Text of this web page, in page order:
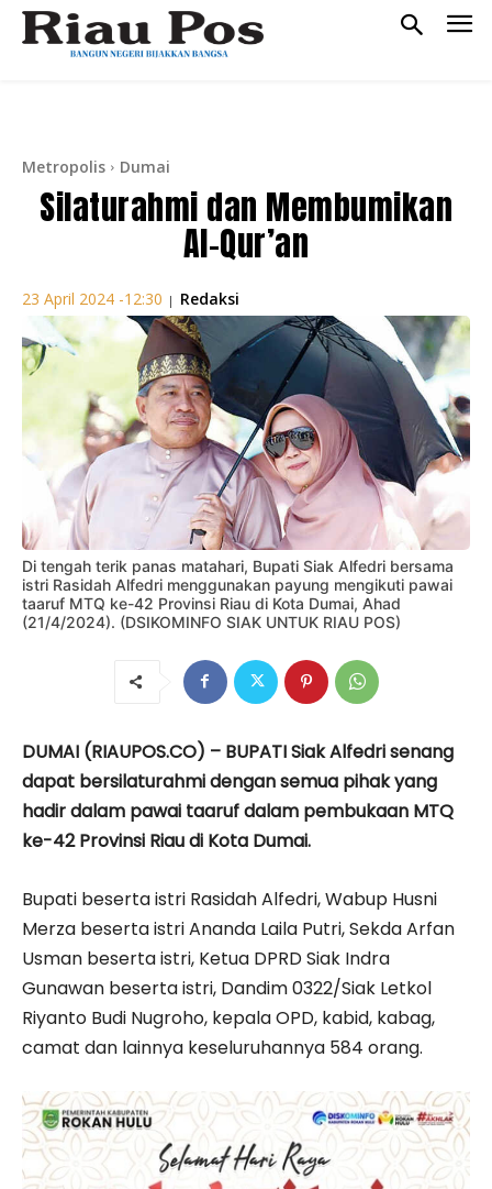
Metropolis Dumai
Silaturahmi dan Membumikan
Al-Qur’an
23 April 2024 -12:30 | Redaksi
Di tengah terik panas matahari, Bupati Siak Alfedri bersama
istri Rasidah Alfedri menggunakan payung mengikuti pawai
taaruf MTQ ke-42 Provinsi Riau di Kota Dumai, Ahad
(21/4/2024). (DSIKOMINFO SIAK UNTUK RIAU POS)
DUMAI (RIAUPOS.CO) – BUPATI Siak Alfedri senang
dapat bersilaturahmi dengan semua pihak yang
hadir dalam pawai taaruf dalam pembukaan MTQ
ke-42 Provinsi Riau di Kota Dumai.
Bupati beserta istri Rasidah Alfedri, Wabup Husni
Merza beserta istri Ananda Laila Putri, Sekda Arfan
Usman beserta istri, Ketua DPRD Siak Indra
Gunawan beserta istri, Dandim 0322/Siak Letkol
Riyanto Budi Nugroho, kepala OPD, kabid, kabag,
camat dan lainnya keseluruhannya 584 orang.